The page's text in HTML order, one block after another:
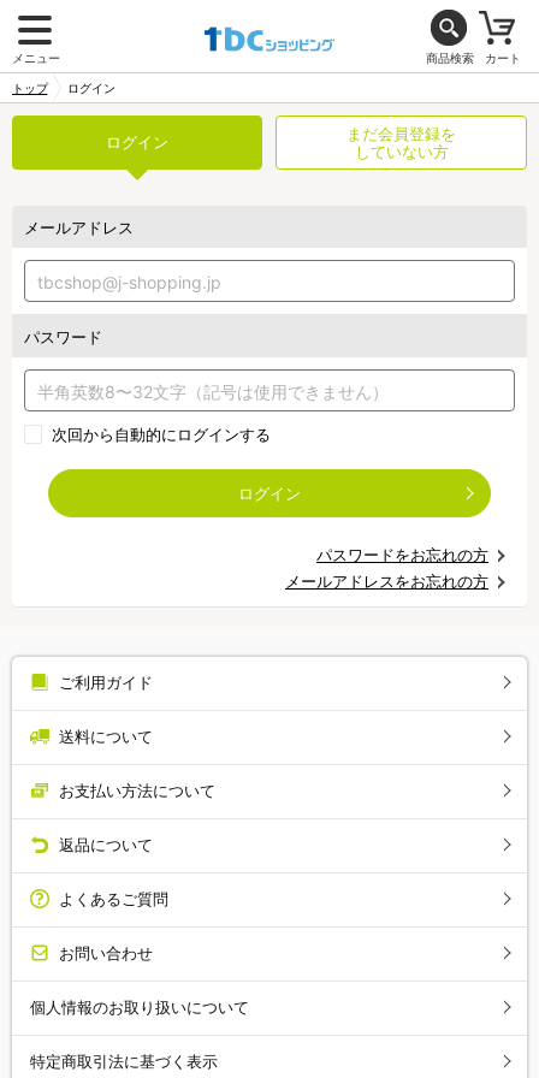
メニュー 商品検索 カート
トップ ログイン
ログイン
まだ会員登録を
していない方
メールアドレス
パスワード
次回から自動的にログインする
ログイン
パスワードをお忘れの方
メールアドレスをお忘れの方
ご利用ガイド
送料について
お支払い方法について
返品について
よくあるご質問
お問い合わせ
個人情報のお取り扱いについて
特定商取引法に基づく表示